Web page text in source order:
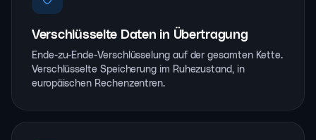
Verschlüsselte Daten in Übertragung
Ende-zu-Ende-Verschlüsselung auf der gesamten Kette.
Verschlüsselte Speicherung im Ruhezustand, in
europäischen Rechenzentren.